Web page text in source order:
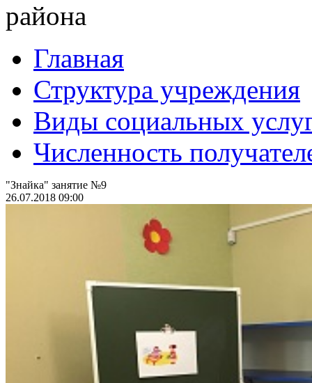
района
Главная
Структура учреждения
Виды социальных
Численность
"Знайка" занятие №9
26.07.2018 09:00